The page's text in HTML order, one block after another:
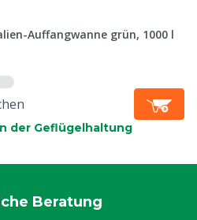
Auffangwanne grün, 1000 l
der Geflügelhaltung
Beratung